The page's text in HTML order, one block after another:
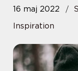
16 maj 2022
Inspiration